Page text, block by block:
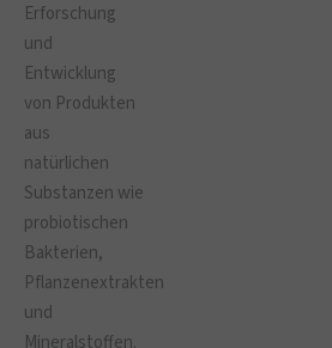
Erforschung
und
Entwicklung
von Produkten
aus
natürlichen
Substanzen wie
probiotischen
Bakterien,
Pflanzenextrakten
und
Mineralstoffen.